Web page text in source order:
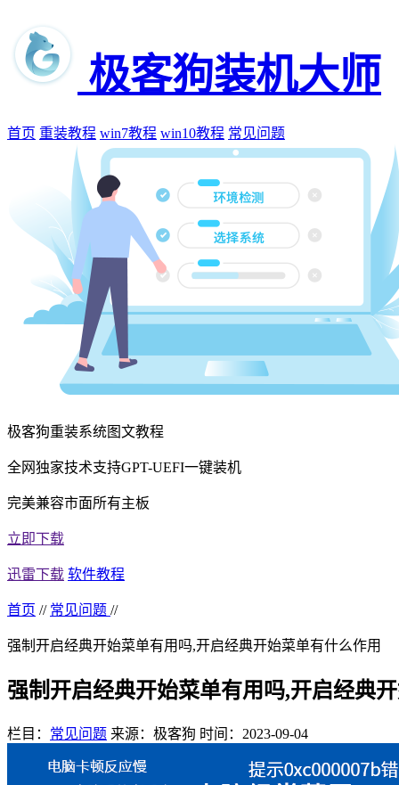
极客狗装机大师
首页 重装教程 win7教程 win10教程 常见问题
极客狗重装系统图文教程
全网独家技术支持GPT-UEFI一键装机
完美兼容市面所有主板
立即下载
迅雷下载 软件教程
首页 // 常见问题 //
强制开启经典开始菜单有用吗,开启经典开始菜单有什么作用
强制开启经典开始菜单有用吗,开启经典
栏目： 常见问题 来源：极客狗 时间：2023-09-04